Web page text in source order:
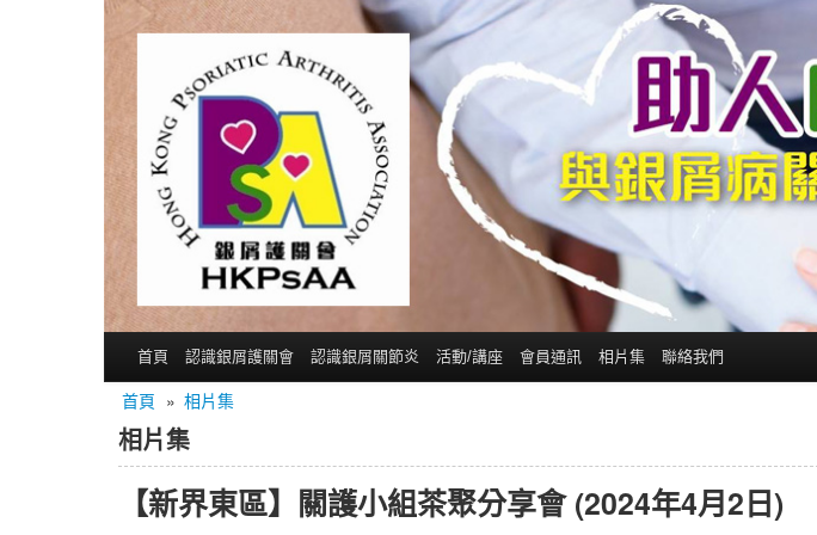
首頁 認識銀屑護關會 認識銀屑關節炎 活動/講座 會員通訊 相片集 聯絡我們
首頁 » 相片集
相片集
【新界東區】關護小組茶聚分享會 (2024年4月2日)